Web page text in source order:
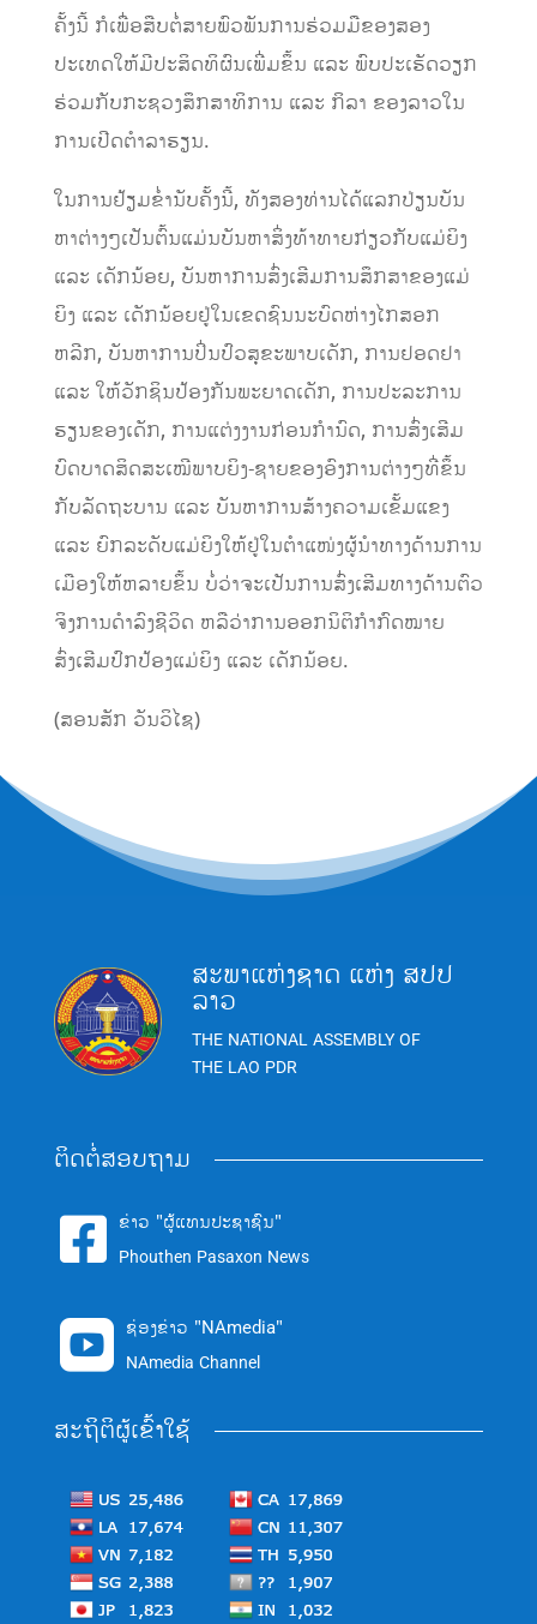
ຄັ້ງນີ້ ກໍເພື່ອສືບຕໍ່ສາຍພົວພັນການຮ່ວມມືຂອງສອງ
ປະເທດໃຫ້ມີປະສິດທິຜົນເພີ່ມຂຶ້ນ ແລະ ພົບປະເຮັດວຽກ
ຮ່ວມກັບກະຊວງສຶກສາທິການ ແລະ ກິລາ ຂອງລາວໃນ
ການເປີດຕໍາລາຮຽນ.
ໃນການຢ້ຽມຂໍ່ານັບຄັ້ງນີ້, ທັງສອງທ່ານໄດ້ແລກປ່ຽນບັນ
ຫາຕ່າງໆເປັນຕົ້ນແມ່ນບັນຫາສິ່ງທ້າທາຍກ່ຽວກັບແມ່ຍິງ
ແລະ ເດັກນ້ອຍ, ບັນຫາການສົ່ງເສີມການສຶກສາຂອງແມ່
ຍິງ ແລະ ເດັກນ້ອຍຢູ່ໃນເຂດຊົນນະບົດຫ່າງໄກສອກ
ຫລີກ, ບັນຫາການປິ່ນປົວສຸຂະພາບເດັກ, ການຢອດຢາ
ແລະ ໃຫ້ວັກຊິນປ້ອງກັນພະຍາດເດັກ, ການປະລະການ
ຮຽນຂອງເດັກ, ການແຕ່ງງານກ່ອນກໍານົດ, ການສົ່ງເສີມ
ບົດບາດສິດສະເໝີພາບຍິງ-ຊາຍຂອງອົງການຕ່າງໆທີ່ຂຶ້ນ
ກັບລັດຖະບານ ແລະ ບັນຫາການສ້າງຄວາມເຂັ້ມແຂງ
ແລະ ຍົກລະດັບແມ່ຍິງໃຫ້ຢູ່ໃນຕໍາແໜ່ງຜູ້ນໍາທາງດ້ານການ
ເມືອງໃຫ້ຫລາຍຂຶ້ນ ບໍ່ວ່າຈະເປັນການສົ່ງເສີມທາງດ້ານຕົວ
ຈິງການດໍາລົງຊີວິດ ຫລືວ່າການອອກນິຕິກໍາກົດໝາຍ
ສົ່ງເສີມປົກປ້ອງແມ່ຍິງ ແລະ ເດັກນ້ອຍ.
(ສອນສັກ ວັນວິໄຊ)
ສະພາແຫ່ງຊາດ ແຫ່ງ ສປປ
ລາວ
THE NATIONAL ASSEMBLY OF
THE LAO PDR
ຕິດຕໍ່ສອບຖາມ
 ຂ່າວ "ຜູ້ແທນປະຊາຊົນ"
Phouthen Pasaxon News
 ຊ່ອງຂ່າວ "NAmedia"
NAmedia Channel
ສະຖິຕິຜູ້ເຂົ້າໃຊ້